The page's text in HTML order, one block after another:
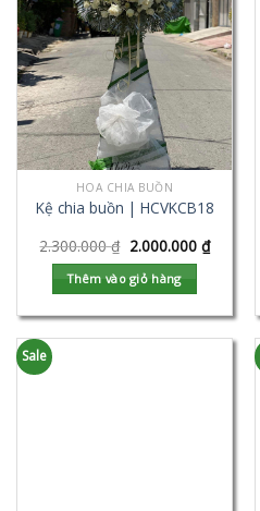
HOA CHIA BUỒN
Kệ chia buồn | HCVKCB18
2.300.000₫ 2.000.000 ₫
Thêm vào giỏ hàng
Sale